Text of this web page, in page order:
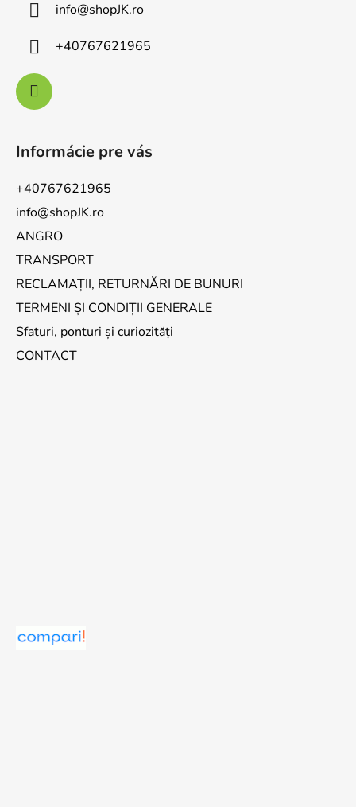
info@shopJK.ro
+40767621965
Informácie pre vás
+40767621965
info@shopJK.ro
ANGRO
TRANSPORT
RECLAMAȚII, RETURNĂRI DE BUNURI
TERMENI ȘI CONDIȚII GENERALE
Sfaturi, ponturi și curiozități
CONTACT